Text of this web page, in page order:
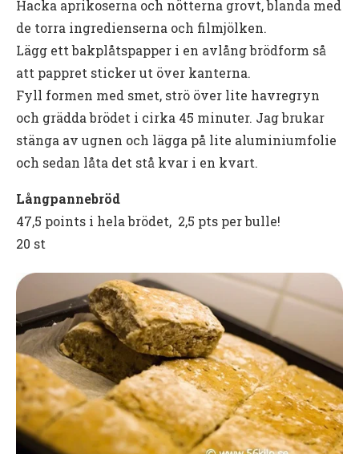
Hacka aprikoserna och nötterna grovt, blanda med
de torra ingredienserna och filmjölken.
Lägg ett bakplåtspapper i en avlång brödform så
att pappret sticker ut över kanterna.
Fyll formen med smet, strö över lite havregryn
och grädda brödet i cirka 45 minuter. Jag brukar
stänga av ugnen och lägga på lite aluminiumfolie
och sedan låta det stå kvar i en kvart.
Långpannebröd
47,5 points i hela brödet, 2,5 pts per bulle!
20 st